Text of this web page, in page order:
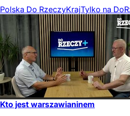
Polska Do RzeczyKrajTylko na
Kto jest warszawianinem